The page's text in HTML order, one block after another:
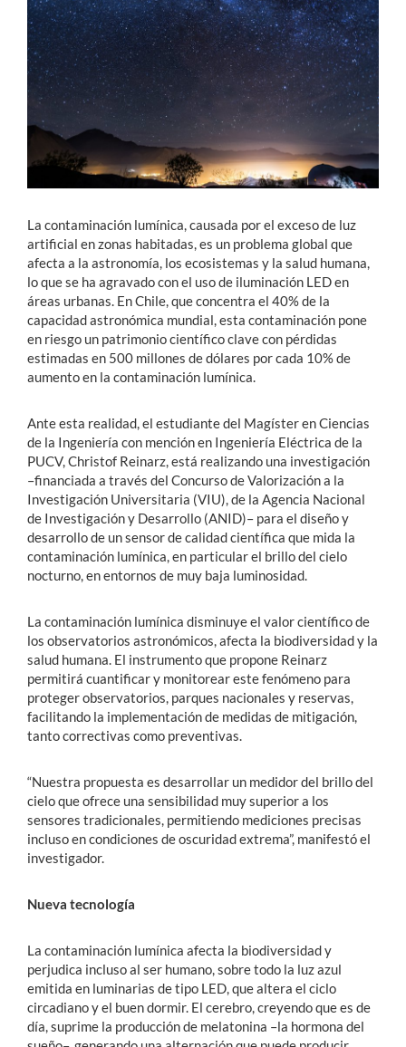
Estudiantes
Académicos
Funcionarios
Alumni
English
La contaminación lumínica, causada por el exceso de luz
artificial en zonas habitadas, es un problema global que
afecta a la astronomía, los ecosistemas y la salud humana,
lo que se ha agravado con el uso de iluminación LED en
áreas urbanas. En Chile, que concentra el 40% de la
capacidad astronómica mundial, esta contaminación pone
en riesgo un patrimonio científico clave con pérdidas
estimadas en 500 millones de dólares por cada 10% de
aumento en la contaminación lumínica.
Ante esta realidad, el estudiante del Magíster en Ciencias
de la Ingeniería con mención en Ingeniería Eléctrica de la
PUCV, Christof Reinarz, está realizando una investigación
–financiada a través del Concurso de Valorización a la
Investigación Universitaria (VIU), de la Agencia Nacional
de Investigación y Desarrollo (ANID)– para el diseño y
desarrollo de un sensor de calidad científica que mida la
contaminación lumínica, en particular el brillo del cielo
nocturno, en entornos de muy baja luminosidad.
La contaminación lumínica disminuye el valor científico de
los observatorios astronómicos, afecta la biodiversidad y la
salud humana. El instrumento que propone Reinarz
permitirá cuantificar y monitorear este fenómeno para
proteger observatorios, parques nacionales y reservas,
facilitando la implementación de medidas de mitigación,
tanto correctivas como preventivas.
“Nuestra propuesta es desarrollar un medidor del brillo del
cielo que ofrece una sensibilidad muy superior a los
sensores tradicionales, permitiendo mediciones precisas
incluso en condiciones de oscuridad extrema”, manifestó el
investigador.
Nueva tecnología
La contaminación lumínica afecta la biodiversidad y
perjudica incluso al ser humano, sobre todo la luz azul
emitida en luminarias de tipo LED, que altera el ciclo
circadiano y el buen dormir. El cerebro, creyendo que es de
día, suprime la producción de melatonina –la hormona del